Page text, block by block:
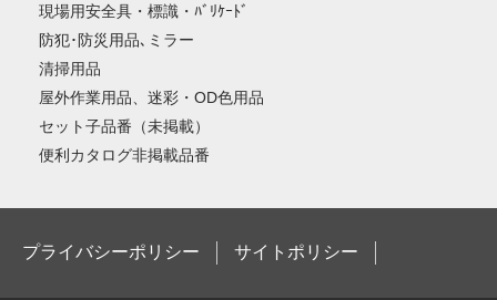
現場用安全具・標識・ﾊﾞﾘｹｰﾄﾞ
防犯･防災用品､ミラー
清掃用品
屋外作業用品、迷彩・OD色用品
セット子品番（未掲載）
便利カタログ非掲載品番
プライバシーポリシー サイトポリシー